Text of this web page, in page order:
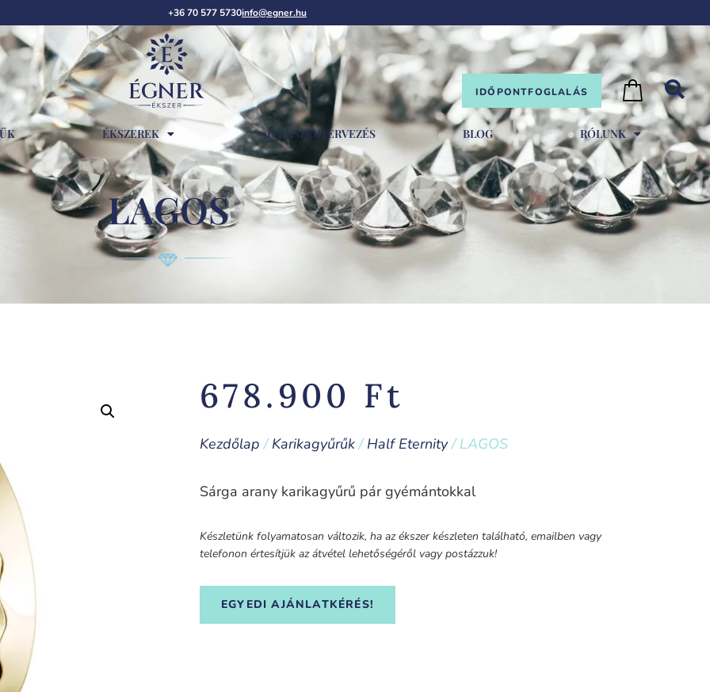
+36 70 577 5730info@egner.hu
IDŐPONTFOGLALÁS
ÉKSZEREK 3D ÉKSZERTERVEZÉS BLOG RÓLUNK
LAGOS
678.900 Ft
Kezdőlap /Karikagyűrűk/Half Eternity/ LAGOS
Sárga arany karikagyűrű pár gyémántokkal
Készletünk folyamatosan változik, ha az ékszer készleten található, emailben vagy
telefonon értesítjük az átvétel lehetőségéről vagy postázzuk!
EGYEDI AJÁNLATKÉRÉS!